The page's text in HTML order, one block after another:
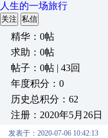
人生的一场旅行
关注 私信
精华：0帖
求助：0帖
帖子：0帖 | 43回
年度积分：0
历史总积分：62
注册：2020年5月26日
发表于：2020-07-06 10:42:13